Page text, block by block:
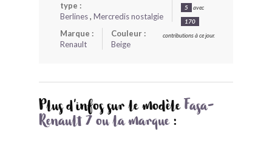
type :
Berlines, Mercredis nostalgie
Marque :
Renault
Couleur :
Beige
5 avec
170
contributions à ce jour.
Plus d'infos sur le modèle Fasa-
Renault 7 ou la marque: